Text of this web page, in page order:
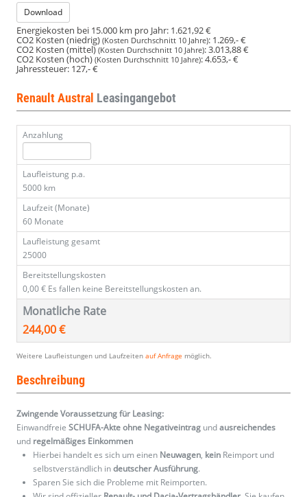
Download
Energiekosten bei 15.000 km pro Jahr: 1.621,92 €
CO2 Kosten (niedrig) (Kosten Durchschnitt 10 Jahre): 1.269,- €
CO2 Kosten (mittel)(Kosten Durchschnitt 10 Jahre):3.013,88 €
CO2 Kosten (hoch) (Kosten Durchschnitt 10 Jahre):4.653,- €
Jahressteuer: 127,- €
Renault Austral Leasingangebot
Anzahlung
Laufleistung p.a.
5000 km
Laufzeit (Monate)
60 Monate
Laufleistung gesamt
25000
Bereitstellungskosten
0,00 € Es fallen keine Bereitstellungskosten an.
Monatliche Rate
244,00 €
Weitere Laufleistungen und Laufzeiten auf Anfrage möglich.
Beschreibung
Zwingende Voraussetzung für Leasing:
Einwandfreie SCHUFA-Akte ohne Negativeintrag undausreichendes
und regelmäßiges Einkommen
Hierbei handelt es sich um einen Neuwagen, kein Reimport und
selbstverständlich indeutscher Ausführung.
Sparen Sie sich die Probleme mit Reimporten.